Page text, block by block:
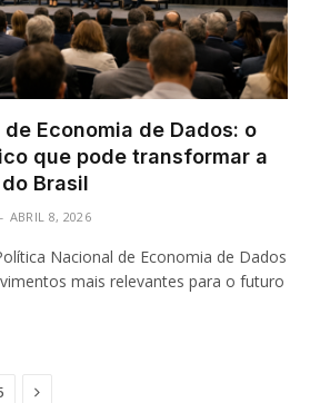
Economia de Dados: o
que pode transformar a
Brasil
ABRIL 8, 2026
Nacional de Economia de Dados
mais relevantes para o futuro
Next